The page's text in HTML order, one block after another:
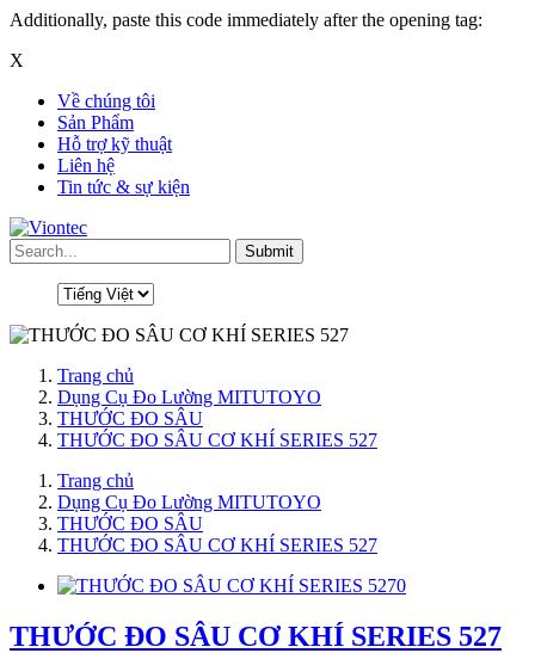
Additionally, paste this code immediately after the opening tag:
X
Về chúng tôi
Sản Phẩm
Hỗ trợ kỹ thuật
Liên hệ
Tin tức & sự kiện
Trang chủ
Dụng Cụ Đo Lường MITUTOYO
THƯỚC ĐO SÂU
THƯỚC ĐO SÂU CƠ KHÍ SERIES 527
Trang chủ
Dụng Cụ Đo Lường MITUTOYO
THƯỚC ĐO SÂU
THƯỚC ĐO SÂU CƠ KHÍ SERIES 527
THƯỚC ĐO SÂU CƠ KHÍ SERIES 527